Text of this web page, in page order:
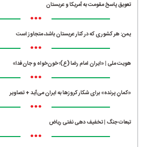
تعویق پاسخ مقومت به آمریکا و عربستان
•••
یمن: هر کشوری که در کنار عربستان باشد، متجاوز است
•••
هویت ملی | «ایران امام رضا (ع)؛ خون‌خواه و جان‌فدا»
•••
«کمانِ پرنده» برای شکار کروزها به ایران می‌آید + تصاویر
•••
تبعات جنگ | تخفیف دهی نفتی ریاض
•••